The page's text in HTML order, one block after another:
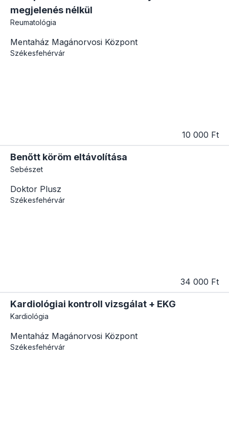
megjelenés nélkül
Reumatológia
Mentaház Magánorvosi Központ
Székesfehérvár
10 000 Ft
Benőtt köröm eltávolítása
Sebészet
Doktor Plusz
Székesfehérvár
34 000 Ft
Kardiológiai kontroll vizsgálat + EKG
Kardiológia
Mentaház Magánorvosi Központ
Székesfehérvár